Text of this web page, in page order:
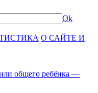
Ok
О САЙТЕ И
общего ребёнка —